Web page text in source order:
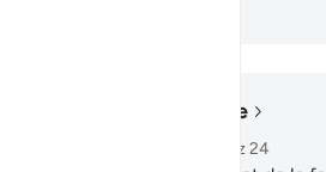
Lire dans le contexte
Chapitre 40, Page 470, Juz 24